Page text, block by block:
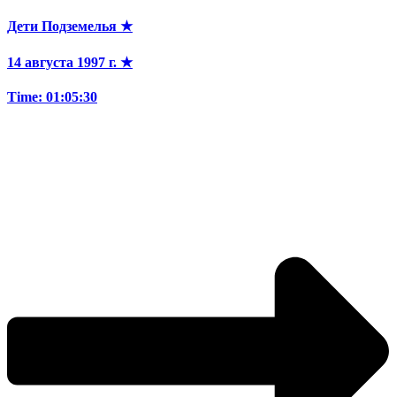
Дети Подземелья ★
14 августа 1997 г. ★
Time: 01:05:30